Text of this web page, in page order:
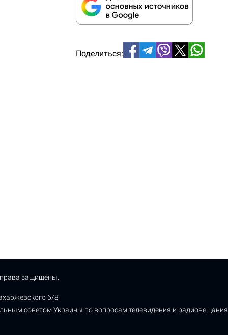
Поделиться:
защищены.
6/8
советом Украины по вопросам телевидения и радиовещания.